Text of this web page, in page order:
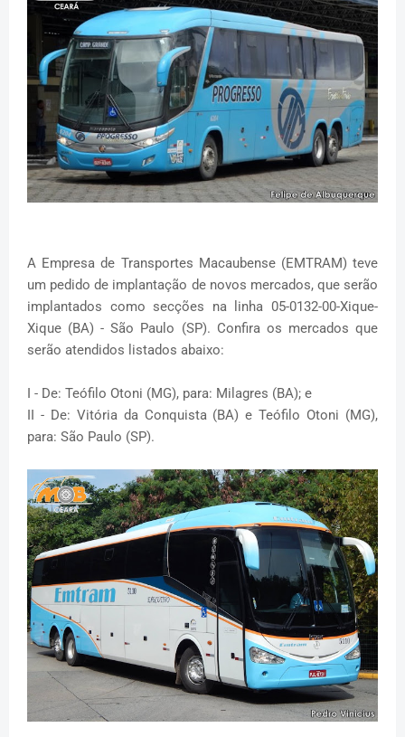
A Empresa de Transportes Macaubense (EMTRAM) teve
um pedido de implantação de novos mercados, que serão
implantados como secções na linha 05-0132-00-Xique-
Xique (BA) - São Paulo (SP). Confira os mercados que
serão atendidos listados abaixo:
I - De: Teófilo Otoni (MG), para: Milagres (BA); e
II - De: Vitória da Conquista (BA) e Teófilo Otoni (MG),
para: São Paulo (SP).